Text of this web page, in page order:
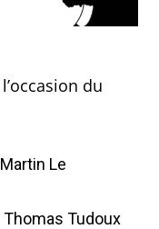
du
Le
Thomas Tudoux